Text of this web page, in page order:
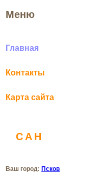
Меню
Главная
Контакты
Карта сайта
САН
Ваш город:Псков